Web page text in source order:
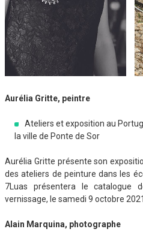
Aurélia Gritte, peintre
Ateliers et exposition au
la ville de Ponte de Sor
Aurélia Gritte présente son
des ateliers de peinture dans les
7Luas présentera le catalogue
vernissage, le samedi 9 octobre
Alain Marquina, photographe